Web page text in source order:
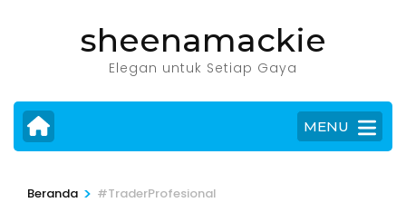
Enter)
sheenamackie
Elegan untuk Setiap Gaya
MENU
Beranda > #TraderProfesional